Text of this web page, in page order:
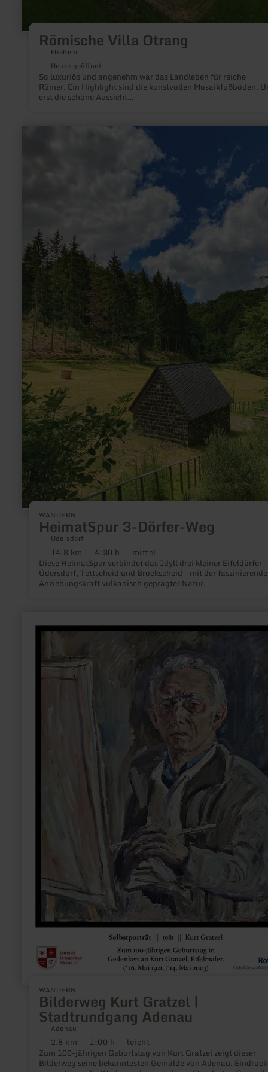
Römische Villa Otrang
Fließem
Heute geöffnet
So luxuriös und angenehm war das Landleben für reiche
Römer. Ein Highlight sind die kunstvollen Mosaikfußböden.
erst die schöne Aussicht…
WANDERN
HeimatSpur 3-Dörfer-Weg
Üdersdorf
Distanz:
14,8 km Dauer:
4:30 h Anforderung:
mittel
Diese HeimatSpur verbindet das Idyll drei kleiner Eifeldörfer -
Üdersdorf, Tettscheid und Brockscheid - mit der
Anziehungskraft vulkanisch geprägter Natur.
WANDERN
Bilderweg Kurt Gratzel |
Stadtrundgang Adenau
Adenau
Distanz:
2,8 km Dauer:
1:00 h Anforderung:
leicht
Zum 100-jährigen Geburtstag von Kurt Gratzel zeigt dieser
Bilderweg seine bekanntesten Gemälde von Adenau.
erfahren
Gratzel
Stadtrundgang